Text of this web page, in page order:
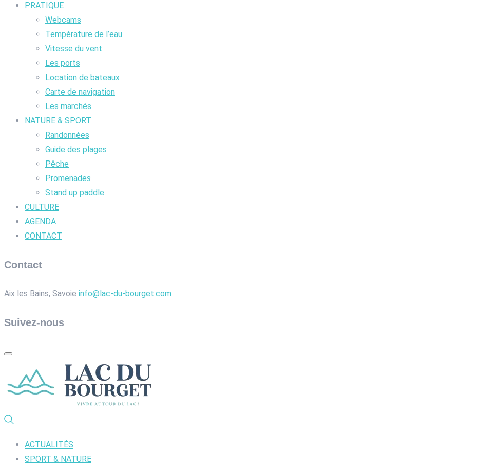
PRATIQUE
Webcams
Température de l’eau
Vitesse du vent
Les ports
Location de bateaux
Carte de navigation
Les marchés
NATURE & SPORT
Randonnées
Guide des plages
Pêche
Promenades
Stand up paddle
CULTURE
AGENDA
CONTACT
Contact
Aix les Bains, Savoie info@lac-du-bourget.com
Suivez-nous
ACTUALITÉS
SPORT & NATURE